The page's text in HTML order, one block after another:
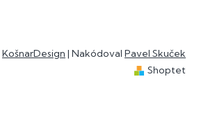
KošnarDesign | Nakódoval Pavel Skuček
Shoptet